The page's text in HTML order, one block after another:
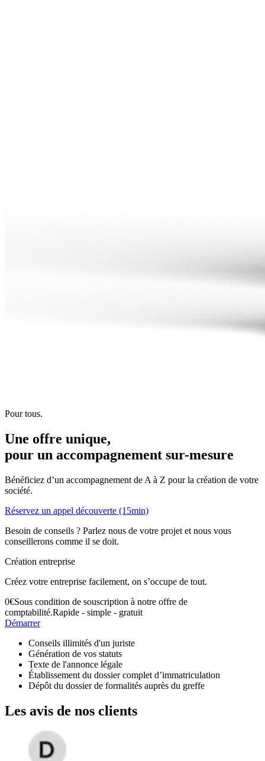
Pour tous.
Une offre unique,
pour un accompagnement sur-mesure
Bénéficiez d’un accompagnement de A à Z pour la création de votre
société.
Réservez un appel découverte (15min)
Besoin de conseils ? Parlez nous de votre projet et nous vous
conseillerons comme il se doit.
Création entreprise
Créez votre entreprise facilement, on s’occupe de tout.
0€Sous condition de souscription à notre offre de
comptabilité.Rapide - simple - gratuit
Démarrer
Conseils illimités d'un juriste
Génération de vos statuts
Texte de l'annonce légale
Établissement du dossier complet d’immatriculation
Dépôt du dossier de formalités auprès du greffe
Les avis de nos clients